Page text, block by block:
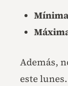
Además,
este lunes.